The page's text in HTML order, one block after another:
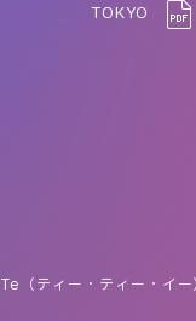
TOKYO
（ティー・ティー・イ